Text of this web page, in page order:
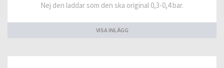
Nej den laddar som den ska original 0,3-0,4 bar.
VISA INLÄGG